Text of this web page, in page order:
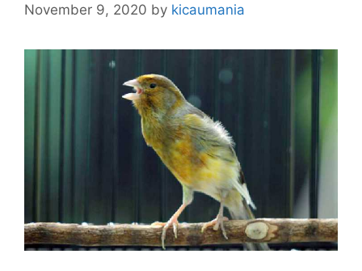
November 9, 2020 by kicaumania